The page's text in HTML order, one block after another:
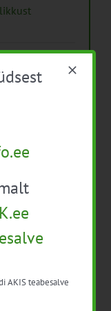
avaldati
AKIS teabesalve